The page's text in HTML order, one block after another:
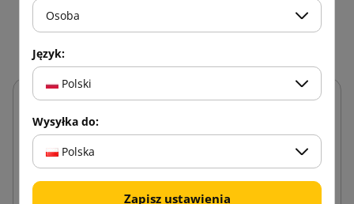
tej samej kategorii:
Osoba
Język:
Polski
Wysyłka do:
Polska
Zapisz ustawienia